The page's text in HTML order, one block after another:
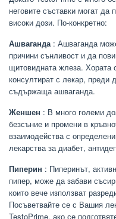
неговите съставки могат да
високи дози. По-конкретно:
Ашваганда: Ашваганда
причини сънливост и да
щитовидната жлеза. Хората
консултират с лекар, преди
съдържаща ашваганда.
Женшен : В много големи
безсъние и промени в
взаимодейства с
лекарства за диабет,
Пиперин : Пиперинът,
пипер, може да забави
които вече използват
Посъветвайте се с Вашия
TestoPrime, ако се